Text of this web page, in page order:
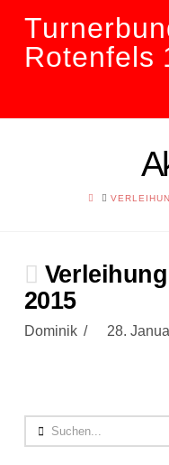
Rotenfels
HOME
2015
Dominik 28.
Search